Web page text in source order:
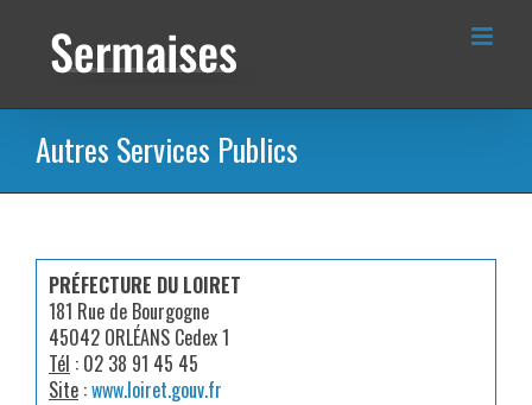
contenu
Autres Services Publics
PRÉFECTURE DU LOIRET
181 Rue de Bourgogne
45042 ORLÉANS Cedex 1
Tél : 02 38 91 45 45
Site :www.loiret.gouv.fr